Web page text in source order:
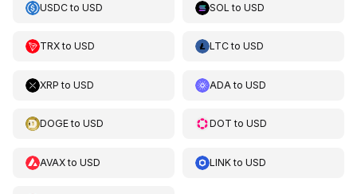
USDCto USD SOL toUSD
TRXto USD LTCtoUSD
XRP to USD ADA toUSD
DOGEto USD DOT toUSD
AVAXto USD LINKtoUSD